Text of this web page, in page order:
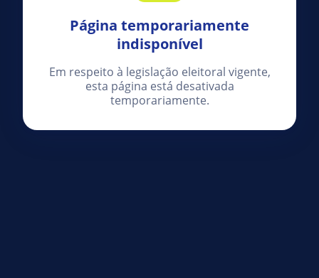
Página temporariamente
indisponível
Em respeito à legislação eleitoral vigente,
esta página está desativada
temporariamente.